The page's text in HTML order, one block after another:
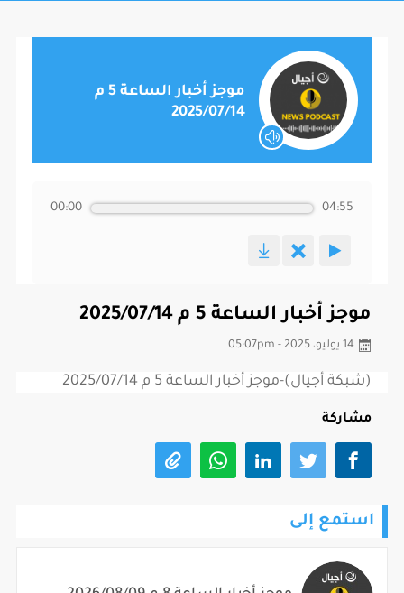
موجز أخبار الساعة 5 م
2025/07/14
00:00 04:55
موجز أخبار الساعة 5 م 2025/07/14
14 يوليو، 2025 - 05:07pm
(شبكة أجيال)-موجز أخبار الساعة 5 م 2025/07/14
مشاركة
استمع إلى